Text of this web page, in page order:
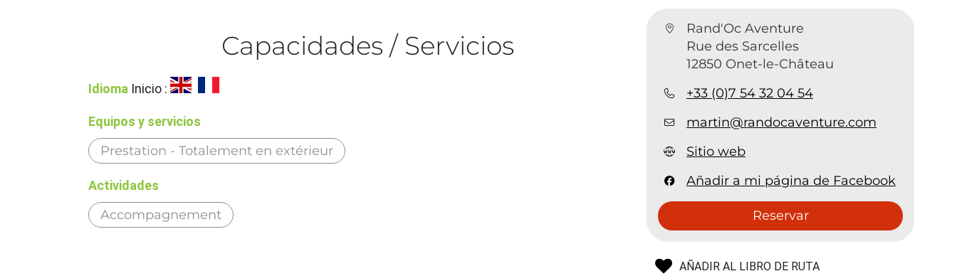
Rand'Oc Aventure
Rue des Sarcelles
12850 Onet-le-Château
+33 (0)7 54 32 04 54
martin@randocaventure.com
Sitio web
Añadir a mi página de Facebook
Reservar
AÑADIR AL LIBRO DE RUTA
Capacidades / Servicios
Idioma Inicio :
Equipos y servicios
Prestation - Totalement en extérieur
Actividades
Accompagnement